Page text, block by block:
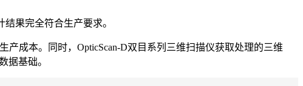
果完全符合生产要求。
成本。同时，OpticScan-D双目系列三维扫描仪获取处理的三维
据基础。